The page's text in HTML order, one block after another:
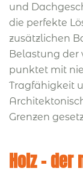
und
die perfekte
zusätzlichen
Belastung der
punktet mit
Tragfähigkeit
Grenzen
Holz –